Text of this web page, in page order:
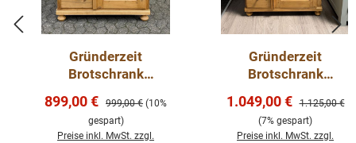
Gründerzeit
Brotschrank
Landhausmöbel
Schrank
Verkaufspreis:
899,00 € Regulärer Preis:
999,00 € (10%
gespart)
Preise inkl. MwSt. zzgl.
Gründerzeit
Brotschrank
Schränke
Weichholzmöbel
Verkaufspreis:
1.049,00 € Regulärer
1.125,00 €
(7% gespart)
Preise inkl. MwSt. zzgl.